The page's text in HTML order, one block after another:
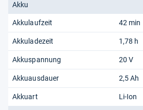
Akku
Akkulaufzeit 42 min
Akkuladezeit 1,78 h
Akkuspannung 20 V
Akkuausdauer 2,5 Ah
Akkuart Li-Ion